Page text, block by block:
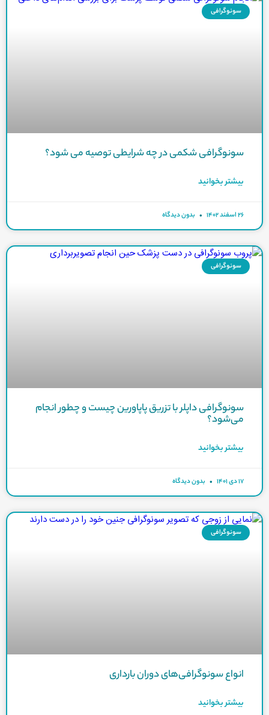
سونوگرافی
سونوگرافی شکمی در چه شرایطی توصیه می شود؟
بیشتر بخوانید
۲۶ اسفند ۱۴۰۲ بدون دیدگاه
سونوگرافی
سونوگرافی داپلر با تزریق پاپاورین چیست و چطور انجام
می‌شود؟
بیشتر بخوانید
۱۷ دی ۱۴۰۱ بدون دیدگاه
سونوگرافی
انواع سونوگرافی‌های دوران بارداری
بیشتر بخوانید